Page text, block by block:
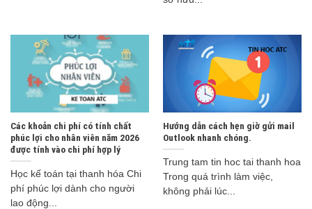
Các khoản chi phí có tính chất
phúc lợi cho nhân viên năm 2026
được tính vào chi phí hợp lý
Học kế toán tại thanh hóa Chi
phí phúc lợi dành cho người
lao động...
Hướng dẫn cách hẹn giờ gửi mail
Outlook nhanh chóng.
Trung tam tin hoc tai thanh hoa
Trong quá trình làm việc,
không phải lúc...